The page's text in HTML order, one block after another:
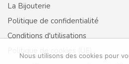
La Bijouterie
Politique de confidentialité
Conditions d'utilisations
Nous utilisons des cookies pour